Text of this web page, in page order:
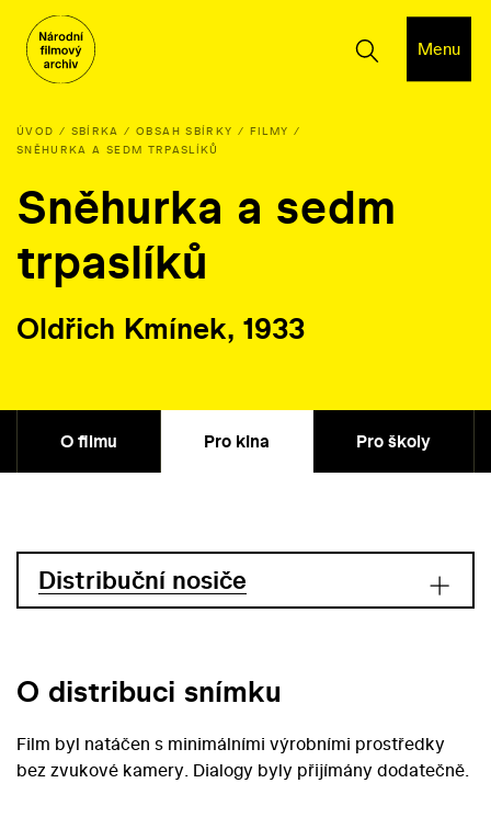
Menu
ÚVOD SBÍRKA OBSAH SBÍRKY
FILMY
SNĚHURKA A SEDM TRPASLÍKŮ
Sněhurka a sedm
trpaslíků
Oldřich Kmínek, 1933
O filmu Pro kina Pro školy
Distribuční nosiče
O distribuci snímku
Film byl natáčen s minimálními výrobními prostředky
bez zvukové kamery. Dialogy byly přijímány dodatečně.